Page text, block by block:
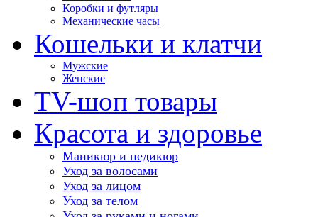
Коробки и футляры
Механические часы
Кошельки и клатчи
Мужские
Женские
TV-шоп товары
Красота и здоровье
Маникюр и педикюр
Уход за волосами
Уход за лицом
Уход за телом